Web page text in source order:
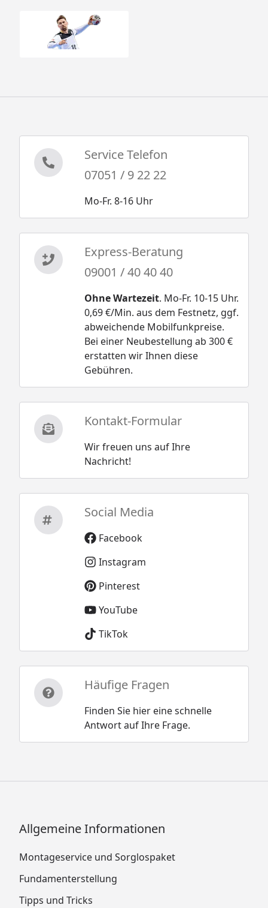
Service Telefon
07051 / 9 22 22
Mo-Fr. 8-16 Uhr
Express-Beratung
09001 / 40 40 40
Ohne Wartezeit. Mo-Fr. 10-15 Uhr.
0,69 €/Min. aus dem Festnetz, ggf.
abweichende Mobilfunkpreise.
Bei einer Neubestellung ab 300 €
erstatten wir Ihnen diese
Gebühren.
Kontakt-Formular
Wir freuen uns auf Ihre
Nachricht!
Social Media
Facebook
Instagram
Pinterest
YouTube
TikTok
Häufige Fragen
Finden Sie hier eine schnelle
Antwort auf Ihre Frage.
Allgemeine Informationen
Montageservice und Sorglospaket
Fundamenterstellung
Tipps und Tricks